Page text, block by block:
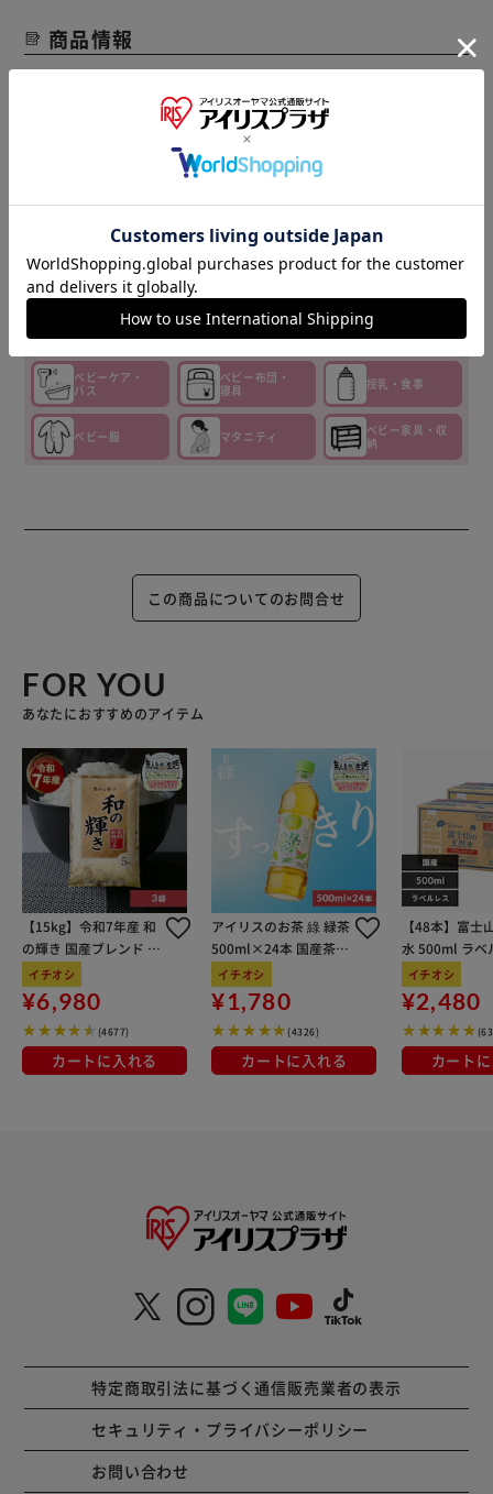
商品情報
▼その他 オススメ商品はこちら▼
おむつ・
トイレ
チャイルド
ベビーフード
ベビーケア・
バス
ベビー布団・
寝具
授乳・食事
ベビー服 マタニティ
ベビー家具・収
納
この商品についてのお問合せ
FOR YOU
あなたにおすすめのアイテム
【15kg】令和7年産 和
の輝き 国産ブレンド 5
kg×3袋
イチオシ
¥6,980
(4677)
カートに入れる
アイリスのお茶 綠 緑茶
500ml×24本 国産茶葉
100％使用
イチオシ
¥1,780
(4326)
カートに入れる
【48本】富士
水 500ml ラベ
イチオシ
¥2,480
カート
特定商取引法に基づく通信販売業者の表示
セキュリティ・プライバシーポリシー
お問い合わせ